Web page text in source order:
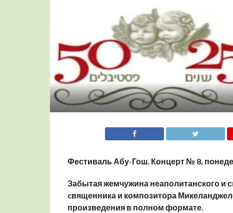
Фестиваль Абу-Гош. Концерт № 8,
Забытая жемчужина неаполитанского и
cвященника и композитора
произведения в полном формате.